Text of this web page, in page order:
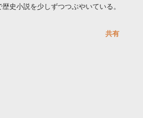
史小説を少しずつつぶやいている。
共有